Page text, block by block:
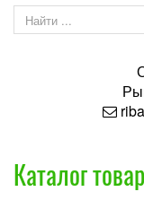
Каталог